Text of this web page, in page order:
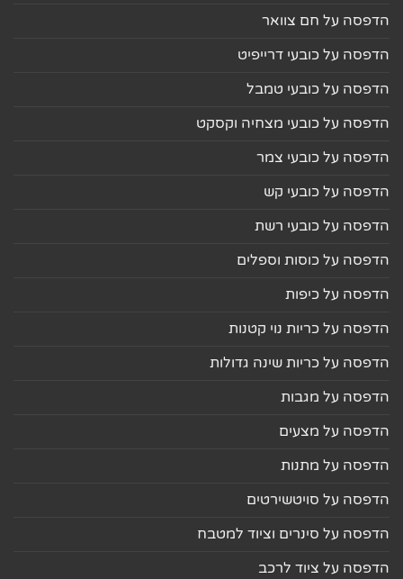
הדפסה על חם צוואר
הדפסה על כובעי דרייפיט
הדפסה על כובעי טמבל
הדפסה על כובעי מצחיה וקסקט
הדפסה על כובעי צמר
הדפסה על כובעי קש
הדפסה על כובעי רשת
הדפסה על כוסות וספלים
הדפסה על כיפות
הדפסה על כריות נוי קטנות
הדפסה על כריות שינה גדולות
הדפסה על מגבות
הדפסה על מצעים
הדפסה על מתנות
הדפסה על סויטשירטים
הדפסה על סינרים וציוד למטבח
הדפסה על ציוד לרכב